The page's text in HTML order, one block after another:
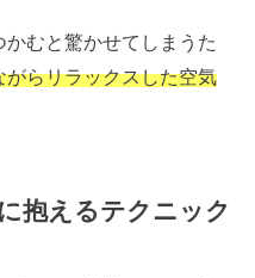
むと驚かせてしまうた
らリラックスした空気
抱えるテクニック